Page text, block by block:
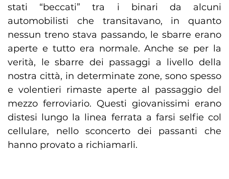
stati “beccati” tra i binari da alcuni
automobilisti che transitavano, in quanto
nessun treno stava passando, le sbarre erano
aperte e tutto era normale. Anche se per la
verità, le sbarre dei passaggi a livello della
nostra città, in determinate zone, sono spesso
e volentieri rimaste aperte al passaggio del
mezzo ferroviario. Questi giovanissimi erano
distesi lungo la linea ferrata a farsi selfie col
cellulare, nello sconcerto dei passanti che
hanno provato a richiamarli.